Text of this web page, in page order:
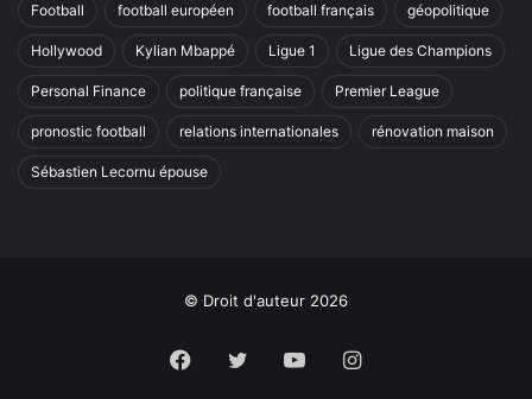
Football football européen football français géopolitique
Hollywood Kylian Mbappé Ligue 1 Ligue des Champions
Personal Finance politique française Premier League
pronostic football relations internationales rénovation maison
Sébastien Lecornu épouse
© Droit d'auteur 2026
Facebook
TwitterYouTubeInstagram